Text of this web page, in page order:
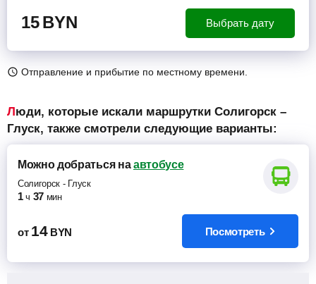
15BYN Выбрать дату
Отправление и прибытие по местному времени.
Люди, которые искали маршрутки Солигорск –
Глуск, также смотрели следующие варианты:
Можно добратьсяна автобусе
Солигорск - Глуск
1 ч 37 мин
от 14 BYN Посмотреть